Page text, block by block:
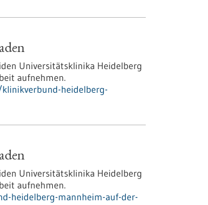
Universitätsklinika Heidelberg
aufnehmen.
heidelberg-
Universitätsklinika Heidelberg
aufnehmen.
heidelberg-mannheim-auf-der-